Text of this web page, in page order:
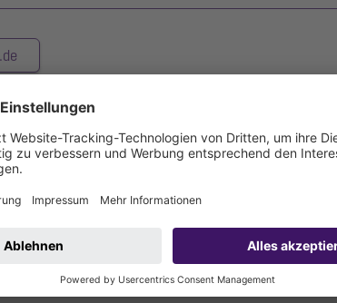
Pumpfix/Eolift Schaltgeräte bis Bj. 12/2016 und